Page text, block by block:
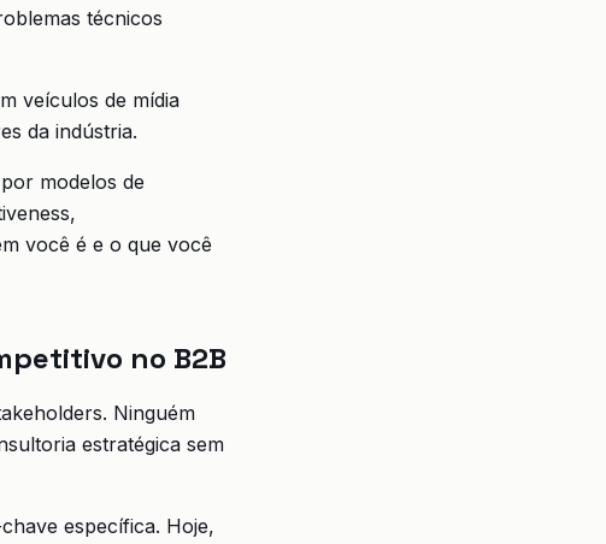
técnicos
veículos de mídia
da indústria.
modelos de
você é e o que você
no B2B
Ninguém
estratégica sem
específica. Hoje,